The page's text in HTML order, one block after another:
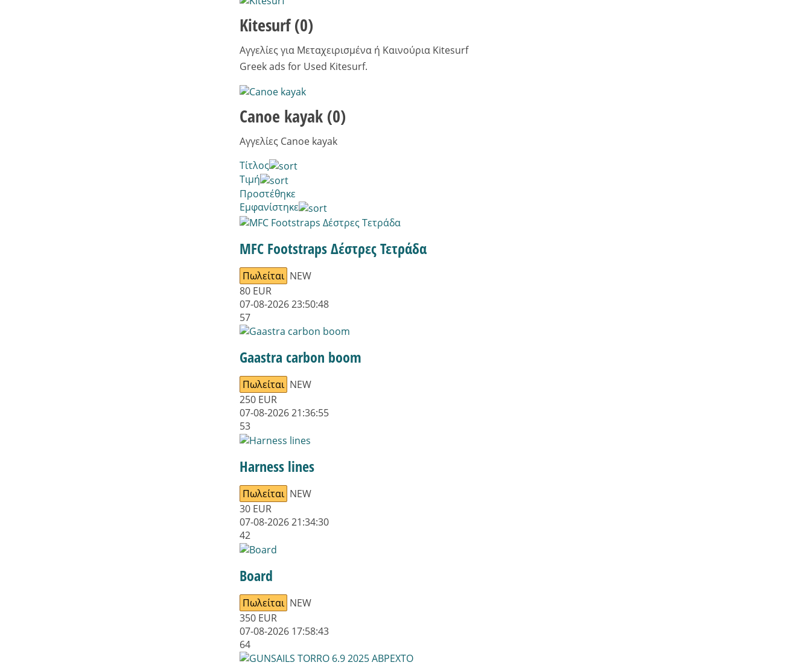
Kitesurf(0)
Αγγελίες για Μεταχειρισμένα ή Καινούρια Kitesurf
Greek ads for Used Kitesurf.
Canoe kayak (0)
Αγγελίες Canoe kayak
Τίτλος
Τιμή
Προστέθηκε
Εμφανίστηκε
MFC Footstraps Δέστρες Τετράδα
Πωλείται NEW
80 EUR
07-08-2026 23:50:48
57
Gaastra carbon boom
Πωλείται NEW
250 EUR
07-08-2026 21:36:55
53
Harness lines
Πωλείται NEW
30 EUR
07-08-2026 21:34:30
42
Board
Πωλείται NEW
350 EUR
07-08-2026 17:58:43
64